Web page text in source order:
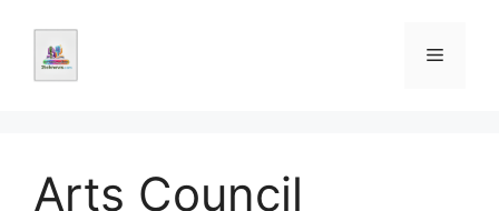
content
Menu
Arts Council